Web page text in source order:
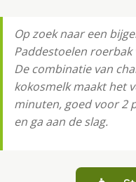
Op zoek naar een
Paddestoelen
De combinatie van
kokosmelk maakt het
minuten, goed voor 2
en ga aan de slag.